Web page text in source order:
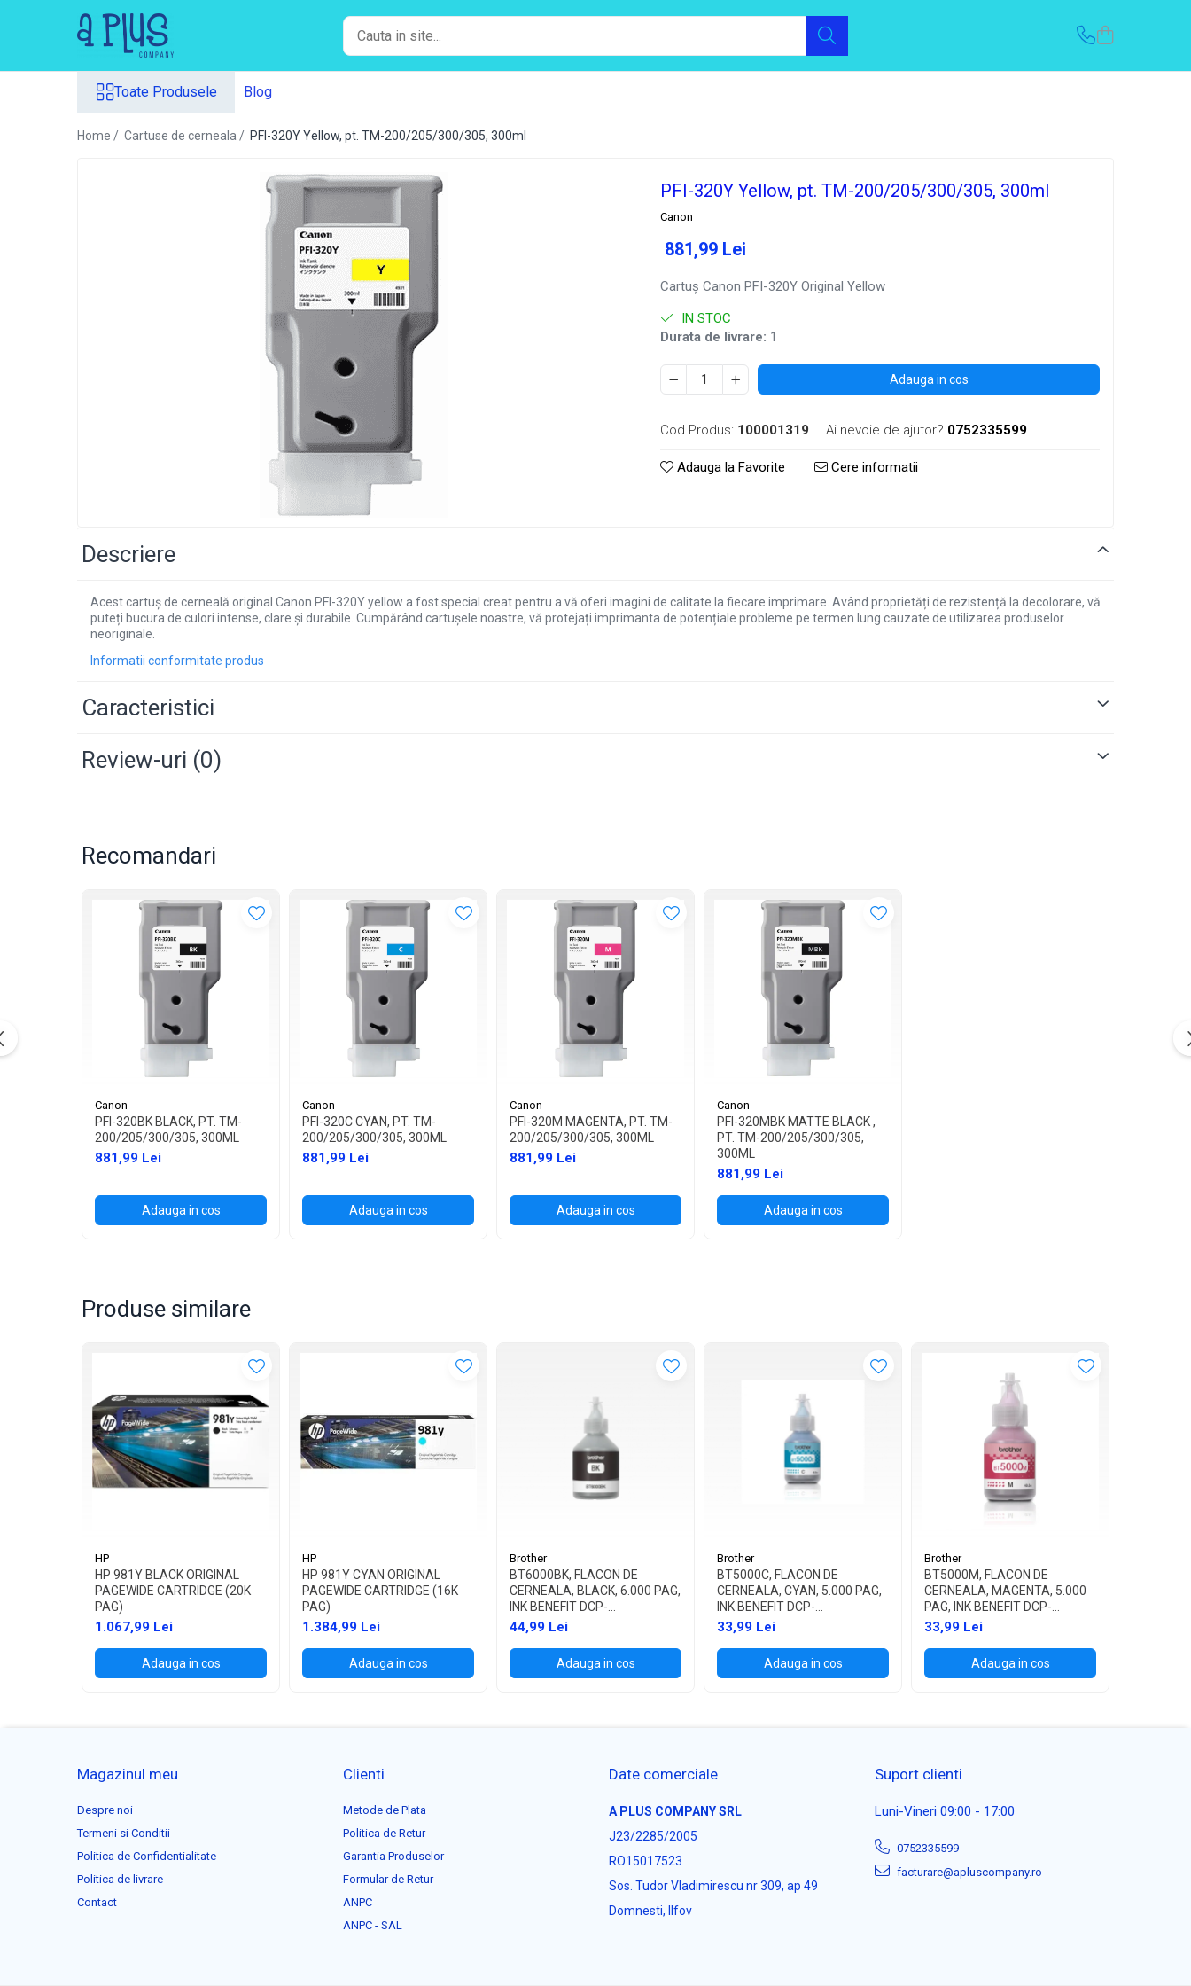
Benzi pentru etichete
Cartuse toner
Toate Produsele Blog
Home / Cartuse de cerneala / PFI-320Y Yellow, pt. TM-200/205/300/305, 300ml
PFI-320Y Yellow, pt. TM-200/205/300/305, 300ml
Canon
881,99 Lei
Cartuş Canon PFI-320Y Original Yellow
IN STOC
Durata de livrare: 1
Adauga in cos
Cod Produs: 100001319 Ai nevoie de ajutor? 0752335599
Adauga la Favorite Cere informatii
Descriere
Acest cartuș de cerneală original Canon PFI-320Y yellow a fost special creat pentru a vă oferi imagini de calitate la fiecare imprimare. Având proprietăți de rezistență la decolorare, vă
puteți bucura de culori intense, clare și durabile. Cumpărând cartușele noastre, vă protejați imprimanta de potențiale probleme pe termen lung cauzate de utilizarea produselor
neoriginale.
Informatii conformitate produs
Caracteristici
Review-uri (0)
Recomandari
Canon
PFI-320BK BLACK, PT. TM-
200/205/300/305, 300ML
881,99 Lei
Adauga in cos
Canon
PFI-320C CYAN, PT. TM-
200/205/300/305, 300ML
881,99 Lei
Adauga in cos
Canon
PFI-320M MAGENTA, PT. TM-
200/205/300/305, 300ML
881,99 Lei
Adauga in cos
Canon
PFI-320MBK MATTE BLACK ,
PT. TM-200/205/300/305,
300ML
881,99 Lei
Adauga in cos
Produse similare
HP
HP 981Y BLACK ORIGINAL
PAGEWIDE CARTRIDGE (20K
PAG)
1.067,99 Lei
Adauga in cos
HP
HP 981Y CYAN ORIGINAL
PAGEWIDE CARTRIDGE (16K
PAG)
1.384,99 Lei
Adauga in cos
Brother
BT6000BK, FLACON DE
CERNEALA, BLACK, 6.000 PAG,
INK BENEFIT DCP-
T300/T500W/T700W
44,99 Lei
Adauga in cos
Brother
BT5000C, FLACON DE
CERNEALA, CYAN, 5.000 PAG,
INK BENEFIT DCP-
T300/T500W/T700W
33,99 Lei
Adauga in cos
Brother
BT5000M, FLACON DE
CERNEALA, MAGENTA, 5.000
PAG, INK BENEFIT DCP-
T300/T500W/T700W
33,99 Lei
Adauga in cos
Magazinul meu
Despre noi
Termeni si Conditii
Politica de Confidentialitate
Politica de livrare
Contact
Clienti
Metode de Plata
Politica de Retur
Garantia Produselor
Formular de Retur
ANPC
ANPC - SAL
Date comerciale
A PLUS COMPANY SRL
J23/2285/2005
RO15017523
Sos. Tudor Vladimirescu nr 309, ap 49
Domnesti, Ilfov
Suport clienti
Luni-Vineri 09:00 - 17:00
0752335599
facturare@apluscompany.ro